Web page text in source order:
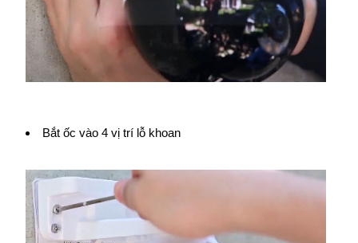
Bắt ốc vào 4 vị trí lỗ khoan